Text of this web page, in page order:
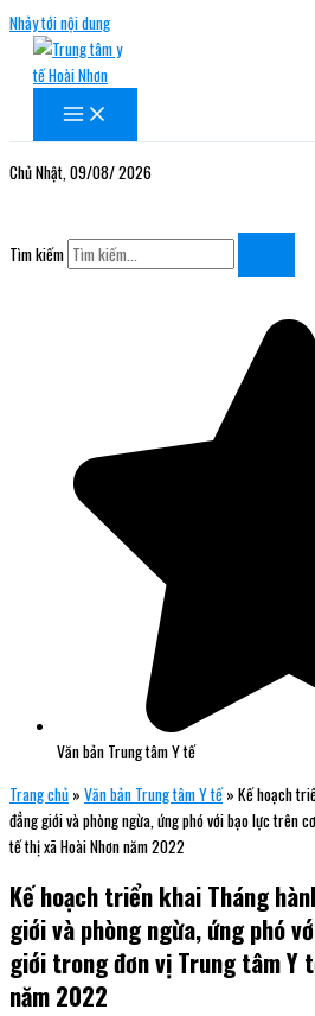
Nhảy tới nội dung
Chủ Nhật, 09/08/ 2026
Tìm kiếm
Văn bản Trung tâm Y tế
Trang chủ » Văn bản Trung tâm Y tế» Kế hoạch
đẳng giới và phòng ngừa, ứng phó với bạo lực trên
tế thị xã Hoài Nhơn năm 2022
Kế hoạch triển khai Tháng
giới và phòng ngừa, ứng phó
giới trong đơn vị Trung tâm Y
năm 2022